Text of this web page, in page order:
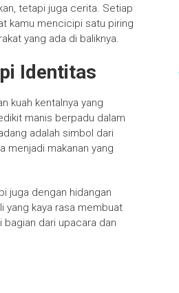
tetapi juga cerita. Setiap
kamu mencicipi satu piring
yang ada di baliknya.
Identitas
kuah kentalnya yang
manis berpadu dalam
adalah simbol dari
menjadi makanan yang
juga dengan hidangan
yang kaya rasa membuat
dari upacara dan